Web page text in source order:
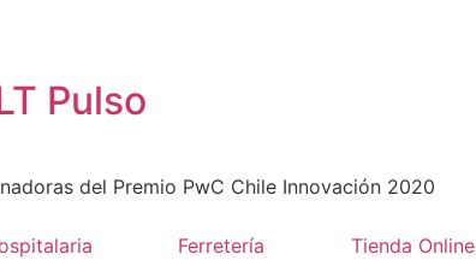
Pulso
del Premio PwC Chile Innovación 2020
Ferretería Tienda Online